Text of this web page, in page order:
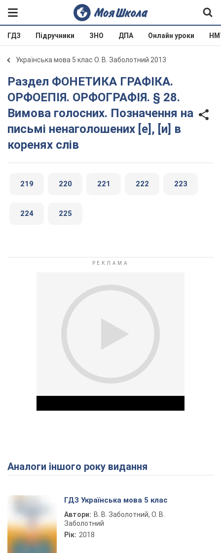
ГДЗ Підручники ЗНО ДПА Онлайн уроки
Українська мова 5 клас О. В. Заболотний 2013
Раздел ФОНЕТИКА ГРАФІКА.
ОРФОЕПІЯ. ОРФОГРАФІЯ. § 28.
Вимова голосних. Позначення на
письмі ненаголошених [е], [и] в
коренях слів
219 220 221 222 223
224 225
Play Video
Аналоги іншого року видання
ГДЗ Українська мова 5 клас
Автори: В. В. Заболотний, О. В.
Заболотний
Рік: 2018